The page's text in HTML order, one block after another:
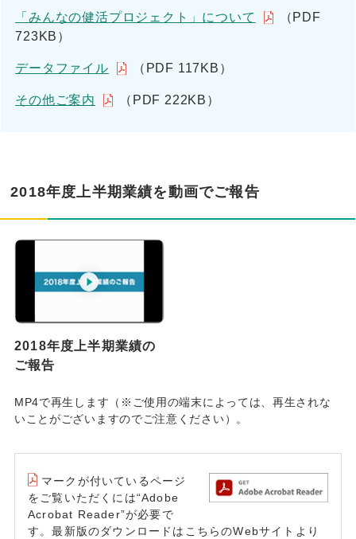
「みんなの健活プロジェクト」について
（PDF
723KB）
データファイル （PDF 117KB）
その他ご案内 （PDF 222KB）
2018年度上半期業績を動画でご報告
2018年度上半期業績の
ご報告
MP4で再生します（※ご使用の端末によっては、再生されな
いことがございますのでご注意ください）。
マークが付いているページ
をご覧いただくには“Adobe
Acrobat Reader”が必要で
す。最新版のダウンロードはこちらのWebサイトより